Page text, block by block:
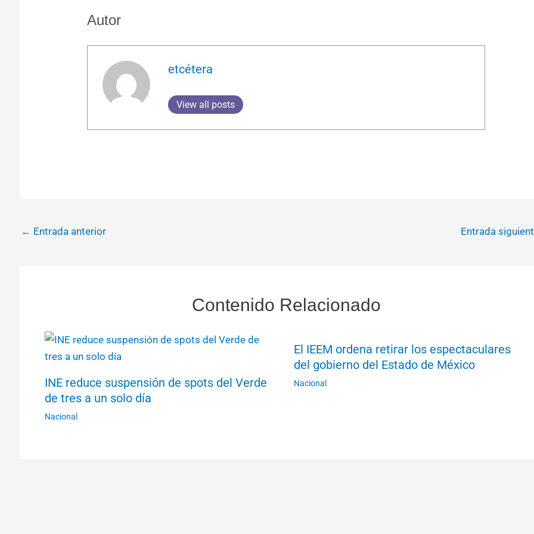
Autor
etcétera
View all posts
← Entrada anterior Entrada
Contenido Relacionado
INE reduce suspensión de spots del Verde
de tres a un solo día
Nacional
El IEEM ordena retirar los espectaculares
del gobierno del Estado de México
Nacional